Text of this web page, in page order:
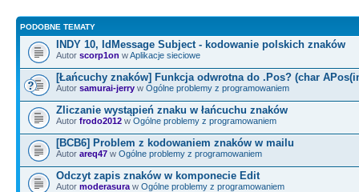
PODOBNE TEMATY
INDY 10, IdMessage Subject - kodowanie polskich znaków
Autor scorp1on wAplikacje sieciowe
[Łańcuchy znaków] Funkcja odwrotna do .Pos? (char
Autor samurai-jerry w Ogólne problemy z programowaniem
Zliczanie wystąpień znaku w łańcuchu znaków
Autor frodo2012 w Ogólne problemy z programowaniem
[BCB6] Problem z kodowaniem znaków w mailu
Autor areq47 w Ogólne problemy z programowaniem
Odczyt zapis znaków w komponecie Edit
Autor moderasura w Ogólne problemy z programowaniem